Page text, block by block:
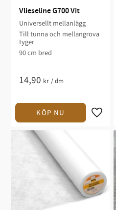
Vlieseline G700 Vit
Universellt mellanlägg
Till tunna och mellangrova
tyger
90 cm bred
14,90 kr /dm